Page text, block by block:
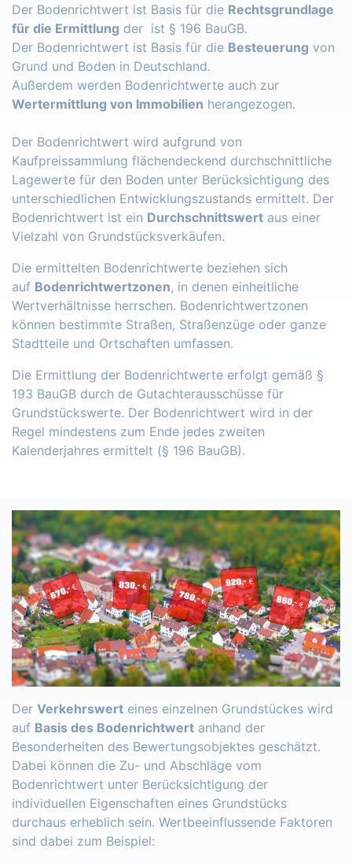
Der Bodenrichtwert ist Basis für die Rechtsgrundlage
für die Ermittlung der ist § 196 BauGB.
Der Bodenrichtwert ist Basis für die Besteuerung von
Grund und Boden in Deutschland.
Außerdem werden Bodenrichtwerte auch zur
Wertermittlung von Immobilien herangezogen.
Der Bodenrichtwert wird aufgrund von
Kaufpreissammlung flächendeckend durchschnittliche
Lagewerte für den Boden unter Berücksichtigung des
unterschiedlichen Entwicklungszustands ermittelt. Der
Bodenrichtwert ist ein Durchschnittswert aus einer
Vielzahl von Grundstücksverkäufen.
Die ermittelten Bodenrichtwerte beziehen sich
auf Bodenrichtwertzonen, in denen einheitliche
Wertverhältnisse herrschen. Bodenrichtwertzonen
können bestimmte Straßen, Straßenzüge oder ganze
Stadtteile und Ortschaften umfassen.
Die Ermittlung der Bodenrichtwerte erfolgt gemäß §
193 BauGB durch de Gutachterausschüsse für
Grundstückswerte. Der Bodenrichtwert wird in der
Regel mindestens zum Ende jedes zweiten
Kalenderjahres ermittelt (§ 196 BauGB).
Der Verkehrswert eines einzelnen Grundstückes wird
auf Basis des Bodenrichtwert anhand der
Besonderheiten des Bewertungsobjektes geschätzt.
Dabei können die Zu- und Abschläge vom
Bodenrichtwert unter Berücksichtigung der
individuellen Eigenschaften eines Grundstücks
durchaus erheblich sein. Wertbeeinflussende Faktoren
sind dabei zum Beispiel: